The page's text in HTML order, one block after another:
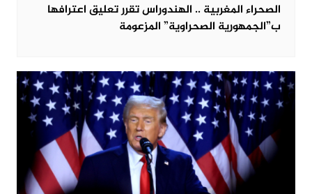
الصحراء المغربية .. الهندوراس تقرر تعليق اعترافها
ب”الجمهورية الصحراوية” المزعومة